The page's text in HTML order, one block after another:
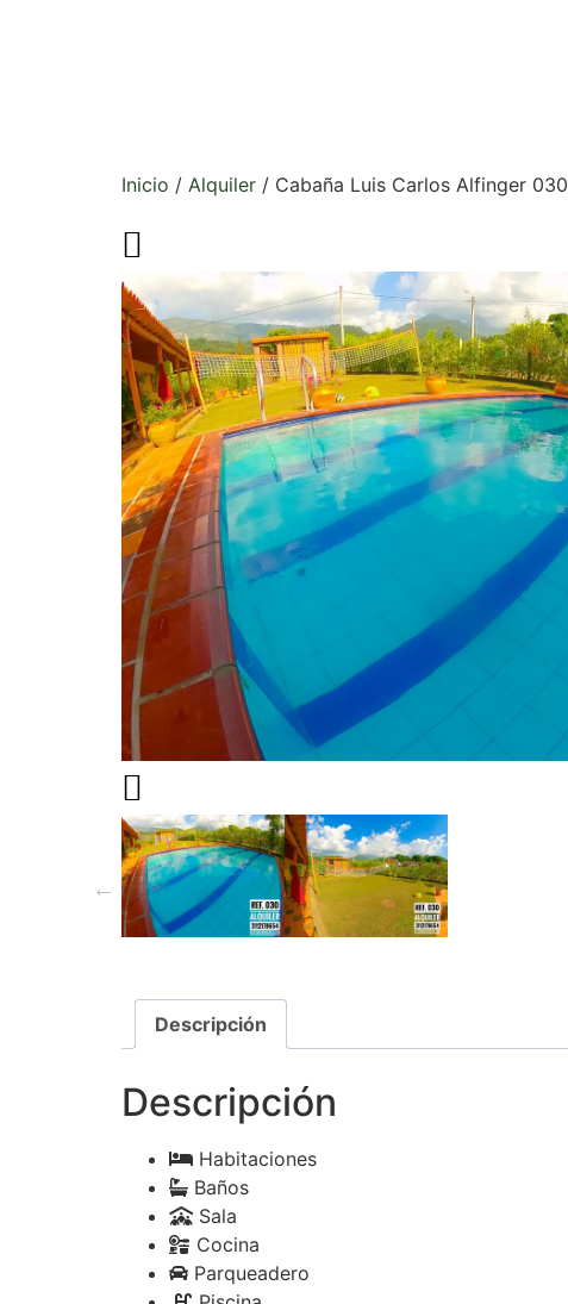
Inicio / Alquiler / Cabaña Luis Carlos Alfinger 030
Descripción
Descripción
Habitaciones
Baños
Sala
Cocina
Parqueadero